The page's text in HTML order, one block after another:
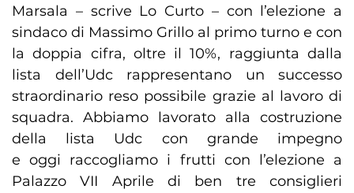
Marsala – scrive Lo Curto – con l’elezione a
sindaco di Massimo Grillo al primo turno e con
la doppia cifra, oltre il 10%, raggiunta dalla
lista dell’Udc rappresentano un successo
straordinario reso possibile grazie al lavoro di
squadra. Abbiamo lavorato alla costruzione
della lista Udc con grande impegno
e oggi raccogliamo i frutti con l’elezione a
Palazzo VII Aprile di ben tre consiglieri